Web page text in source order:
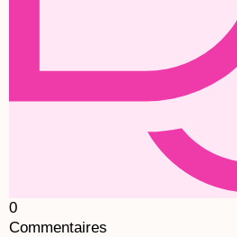
0
Commentaires